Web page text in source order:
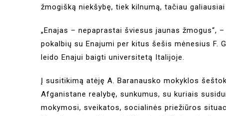
žmogišką niekšybę, tiek kilnumą, tačiau
„Enajas – nepaprastai šviesus jaunas
pokalbių su Enajumi per kitus šešis mėnesius F.
leido Enajui baigti universitetą Italijoje.
Į susitikimą atėję A. Baranausko mokyklos
Afganistane realybę, sunkumus, su kuriais
mokymosi, sveikatos, socialinės priežiūros